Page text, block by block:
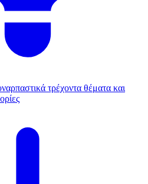
τρέχοντα θέματα και